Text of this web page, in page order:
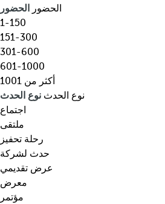
و
ج
ه
ة
،
ن
و
ع
م
ع
ي
ن
…
d
o
w
n
a
r
r
o
w
k
e
y
o
p
الحضور
الحضور
1-150
151-300
301-600
601-1000
أكثر من 1001
نوع الحدث نوع الحدث
اجتماع
ملتقى
رحلة تحفيز
حدث لشركة
عرض تقديمي
معرض
مؤتمر